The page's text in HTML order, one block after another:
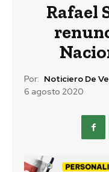
Rafael
Por: Noticiero De
6 agosto 2020